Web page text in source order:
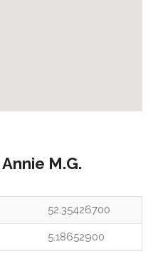
Annie M.G.
52.35426700
5.18652900